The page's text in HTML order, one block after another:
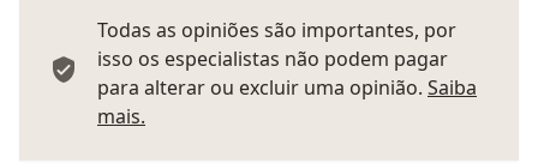
Todas as opiniões são importantes, por
isso os especialistas não podem pagar
para alterar ou excluir uma opinião. Saiba
mais.